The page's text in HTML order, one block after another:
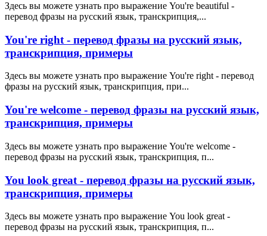
Здесь вы можете узнать про выражение You're beautiful -
перевод фразы на русский язык, транскрипция,...
You're right - перевод фразы на русский язык,
транскрипция, примеры
Здесь вы можете узнать про выражение You're right - перевод
фразы на русский язык, транскрипция, при...
You're welcome - перевод фразы на русский язык,
транскрипция, примеры
Здесь вы можете узнать про выражение You're welcome -
перевод фразы на русский язык, транскрипция, п...
You look great - перевод фразы на русский язык,
транскрипция, примеры
Здесь вы можете узнать про выражение You look great -
перевод фразы на русский язык, транскрипция, п...